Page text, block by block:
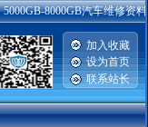
5000GB-8000GB汽车维修资
加入收藏
设为首页
联系站长